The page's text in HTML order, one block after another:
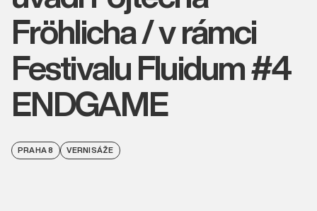
Fröhlicha / v rámci
Festivalu Fluidum #4
ENDGAME
PRAHA 8 VERNISÁŽE